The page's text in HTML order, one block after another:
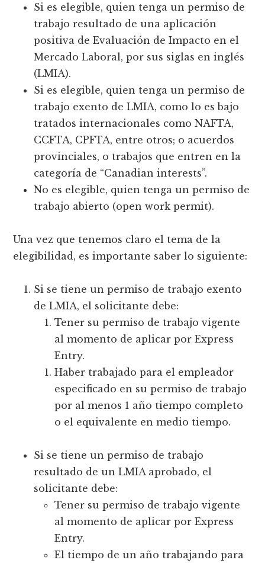
Si es elegible, quien tenga un permiso de
trabajo resultado de una aplicación
positiva de Evaluación de Impacto en el
Mercado Laboral, por sus siglas en inglés
(LMIA).
Si es elegible, quien tenga un permiso de
trabajo exento de LMIA, como lo es bajo
tratados internacionales como NAFTA,
CCFTA, CPFTA, entre otros; o acuerdos
provinciales, o trabajos que entren en la
categoría de “Canadian interests”.
No es elegible, quien tenga un permiso de
trabajo abierto (open work permit).
Una vez que tenemos claro el tema de la
elegibilidad, es importante saber lo siguiente:
Si se tiene un permiso de trabajo exento
de LMIA, el solicitante debe:
Tener su permiso de trabajo vigente
al momento de aplicar por Express
Entry.
Haber trabajado para el empleador
especificado en su permiso de trabajo
por al menos 1 año tiempo completo
o el equivalente en medio tiempo.
Si se tiene un permiso de trabajo
resultado de un LMIA aprobado, el
solicitante debe:
Tener su permiso de trabajo vigente
al momento de aplicar por Express
Entry.
El tiempo de un año trabajando para